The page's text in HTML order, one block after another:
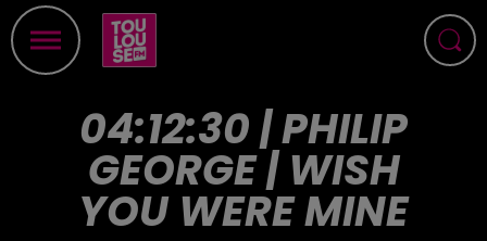
04:12:30 | PHILIP
GEORGE | WISH
YOU WERE MINE